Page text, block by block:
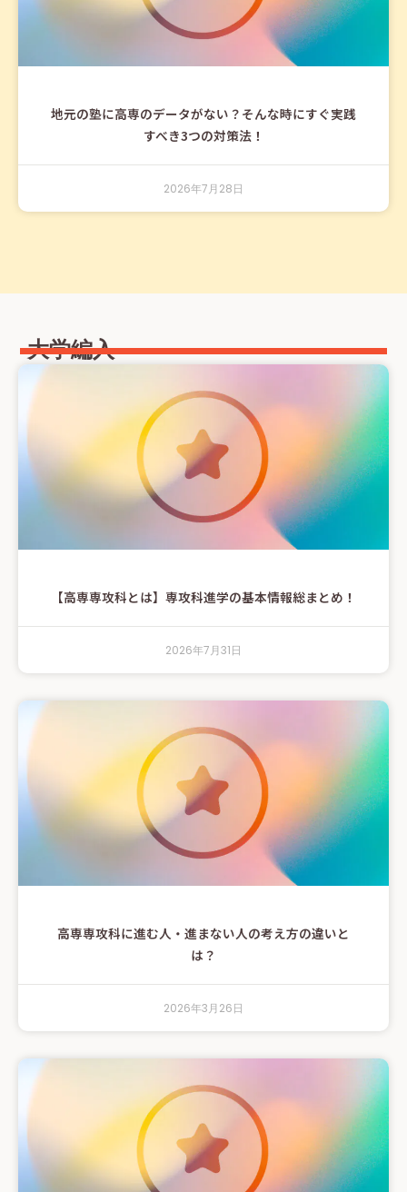
地元の塾に高専のデータがない？そんな時にすぐ実践
すべき3つの対策法！
2026年7月28日
大学編入
【高専専攻科とは】専攻科進学の基本情報総まとめ！
2026年7月31日
高専専攻科に進む人・進まない人の考え方の違いと
は？
2026年3月26日